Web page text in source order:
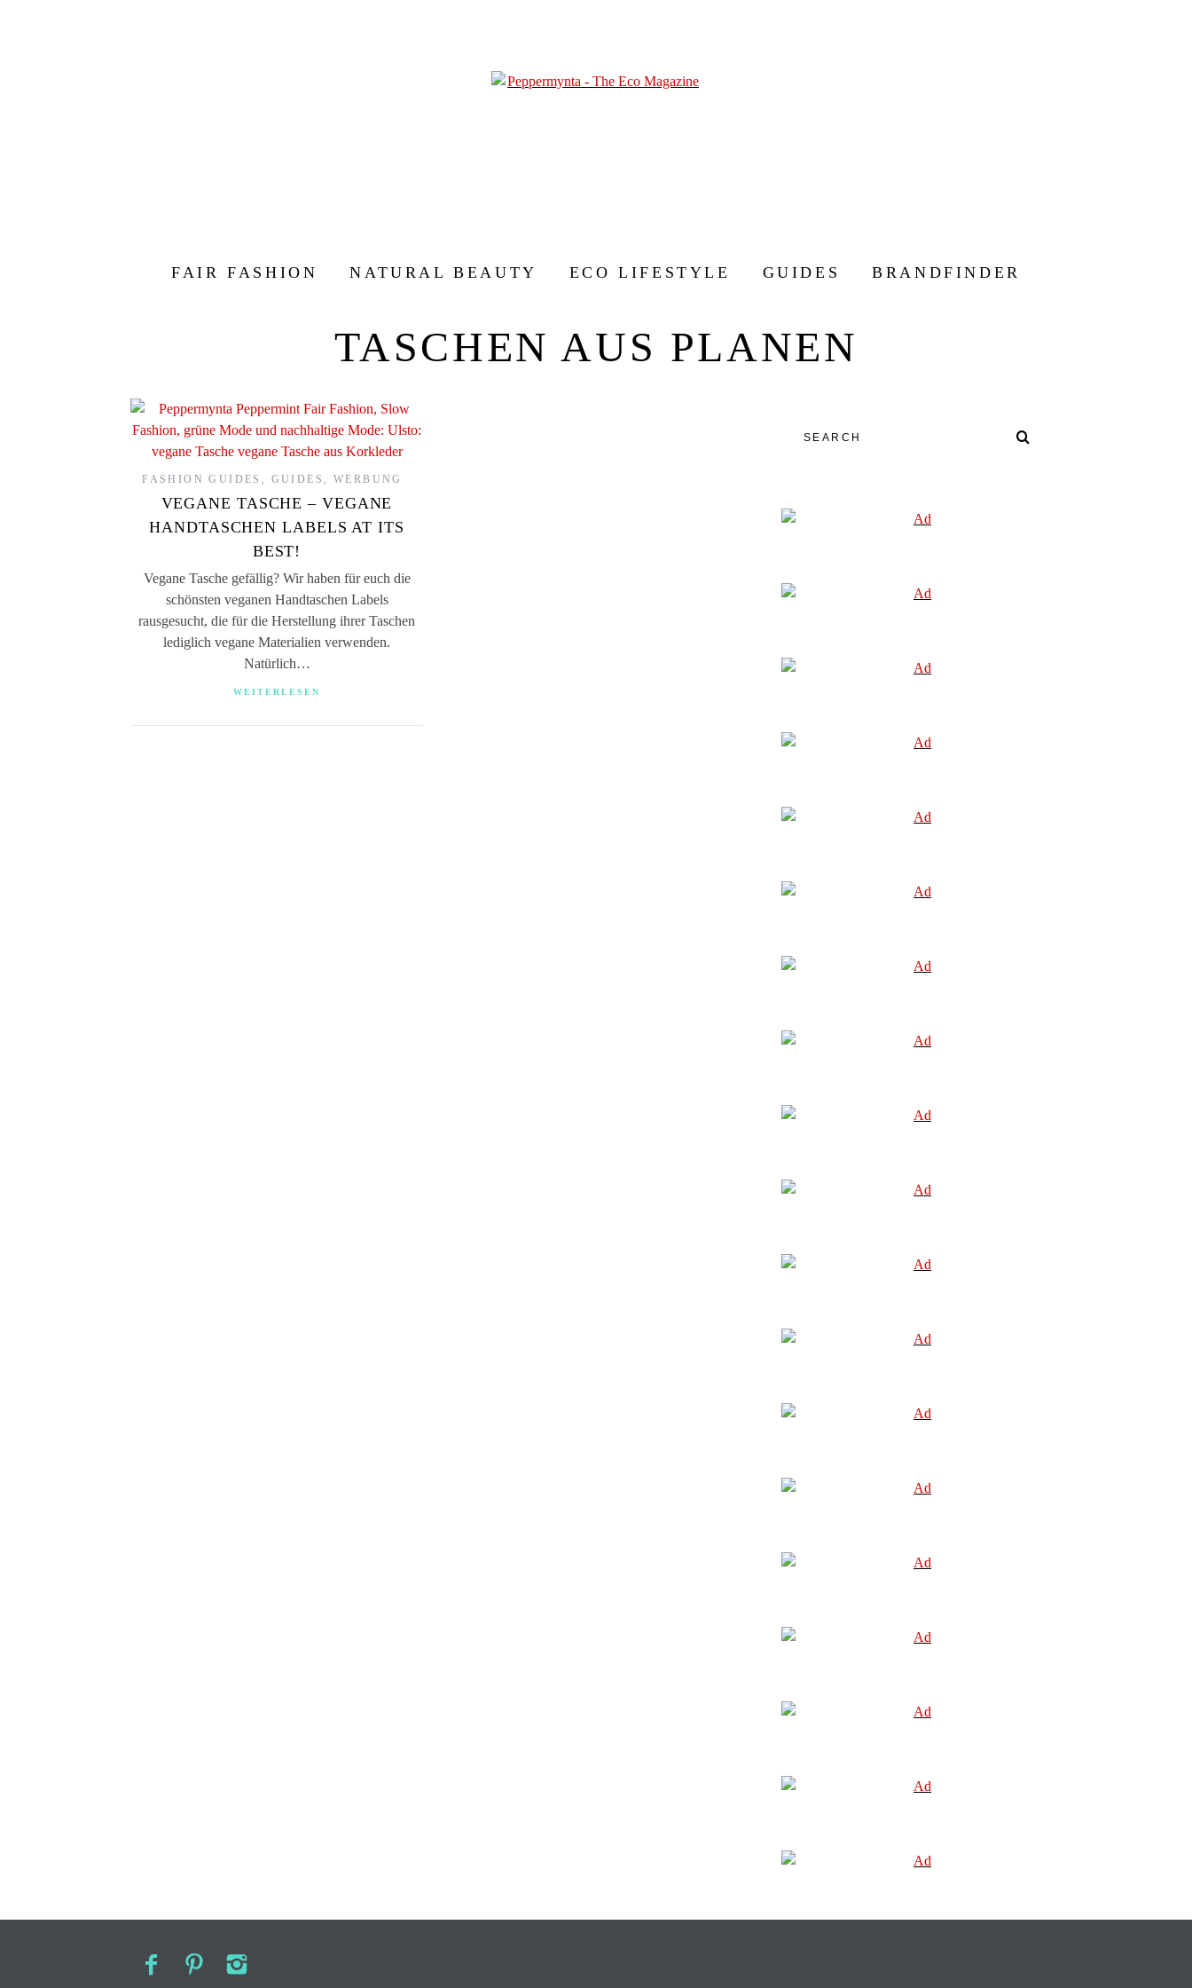
FAIR FASHION NATURAL BEAUTY ECO LIFESTYLE GUIDES BRANDFINDER
TASCHEN AUS PLANEN
FASHION GUIDES , GUIDES , WERBUNG
VEGANE TASCHE – VEGANE
HANDTASCHEN LABELS AT ITS
BEST!
Vegane Tasche gefällig? Wir haben für euch die
schönsten veganen Handtaschen Labels
rausgesucht, die für die Herstellung ihrer Taschen
lediglich vegane Materialien verwenden.
Natürlich…
WEITERLESEN